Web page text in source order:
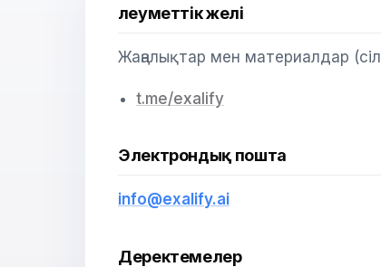
Әлеуметтік желі
Жаңалықтар мен материалдар
t.me/exalify
Электрондық пошта
info@exalify.ai
Деректемелер